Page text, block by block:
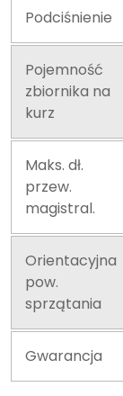
Podciśnienie
Pojemność
zbiornika na
kurz
Maks. dł.
przew.
magistral.
Orientacyjna
pow.
sprzątania
Gwarancja